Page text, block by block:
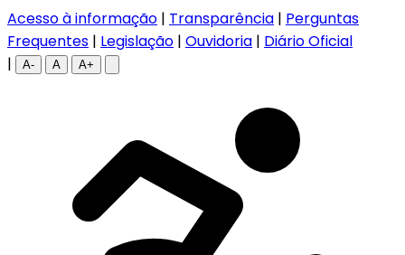
Acesso à informação | Transparência | Perguntas
Frequentes | Legislação | Ouvidoria | Diário Oficial
|
A- A A+